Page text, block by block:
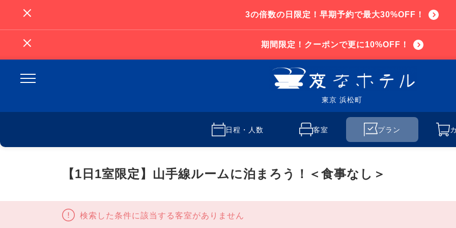
3の倍数の日限定！早期予約で最大30%OFF！
期間限定！クーポンで更に10%OFF！
東京 浜松町
日程・人数 客室 プラン
【1日1室限定】山手線ルームに泊まろう！＜食事なし＞
検索した条件に該当する客室がありません